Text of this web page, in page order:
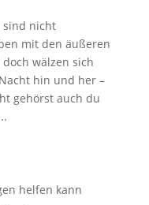
sind nicht
mit den äußeren
wälzen sich
hin und her –
gehörst auch du
helfen kann